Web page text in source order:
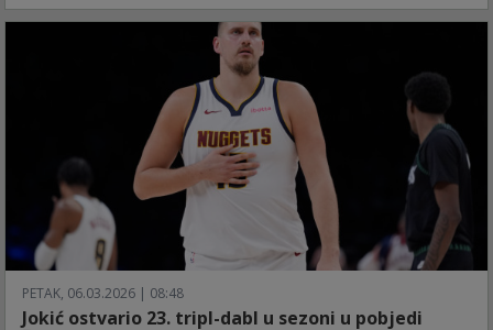
PETAK, 06.03.2026 | 08:48
Jokić ostvario 23. tripl-dabl u sezoni u pobjedi